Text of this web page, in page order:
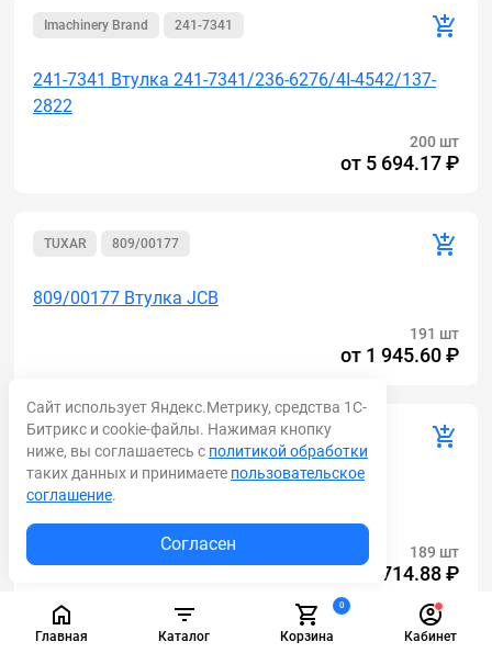
Главная Каталог
0
Корзина Кабинет
Imachinery Brand 241-7341
241-7341 Втулка 241-7341/236-6276/4I-4542/137-
2822
200 шт
от 5 694.17 ₽
TUXAR 809/00177
809/00177 Втулка JCB
191 шт
от 1 945.60 ₽
AM 15606200
15606200 Втулка в раму 15606200 (Аналог
189 шт
3 714.88 ₽
Сайт использует Яндекс.Метрику, средства 1С-
Битрикс и cookie-файлы. Нажимая кнопку
ниже, вы соглашаетесь с политикой обработки
таких данных и принимаете пользовательское
соглашение.
Согласен